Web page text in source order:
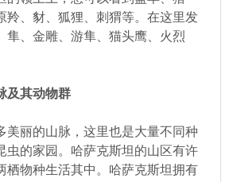
羚、豺、狐狸、刺猬等。在这里发
隼、金雕、游隼、猫头鹰、火烈
及其动物群
美丽的山脉，这里也是大量不同种
虫的家园。哈萨克斯坦的山区有许
栖物种生活其中。哈萨克斯坦拥有